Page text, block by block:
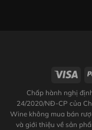
Chấp hành nghị
24/2020/NĐ-CP của
Wine không mua bán
và giới thiệu về sản